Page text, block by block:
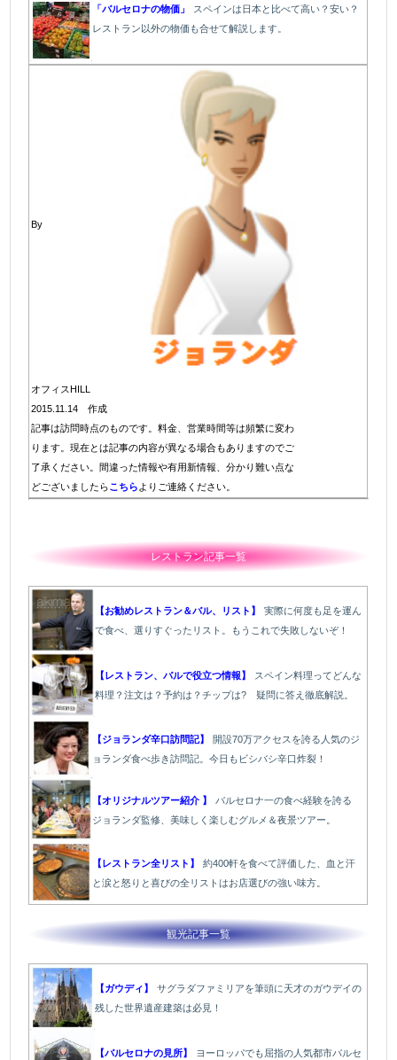
「バルセロナの物価」
スペインは日本と比べて高い？安い？
レストラン以外の物価も合せて解説します。
By
オフィスHILL
2015.11.14 作成
記事は訪問時点のものです。料金、営業時間等は頻繁に変わ
ります。現在とは記事の内容が異なる場合もありますのでご
了承ください。間違った情報や有用新情報、分かり難い点な
どございましたらこちら よりご連絡ください。
レストラン記事一覧
【お勧めレストラン＆バル、リスト】
実際に何度も足を運ん
で食べ、選りすぐったリスト。もうこれで失敗しないぞ！
【レストラン、バルで役立つ情報】
スペイン料理ってどんな
料理？注文は？予約は？チップは? 疑問に答え徹底解説。
【ジョランダ辛口訪問記】
開設70万アクセスを誇る人気のジ
ョランダ食べ歩き訪問記。今日もビシバシ辛口炸裂！
【オリジナルツアー紹介 】
バルセロナ一の食べ経験を誇る
ジョランダ監修、美味しく楽しむグルメ＆夜景ツアー。
【レストラン全リスト】
約400軒を食べて評価した、血と汗
と涙と怒りと喜びの全リストはお店選びの強い味方。
観光記事一覧
【ガウディ】
サグラダファミリアを筆頭に天才のガウデイの
残した世界遺産建築は必見！
【バルセロナの見所】
ヨーロッパでも屈指の人気都市バルセ